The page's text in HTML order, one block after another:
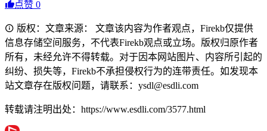
点赞 0
版权：文章来源： 文章该内容为作者观点，Firekb仅提供
信息存储空间服务，不代表Firekb观点或立场。版权归原作者
所有，未经允许不得转载。对于因本网站图片、内容所引起的
纠纷、损失等，Firekb不承担侵权行为的连带责任。如发现本
站文章存在版权问题，请联系：ysdl@esdli.com
转载请注明出处：https://www.esdli.com/3577.html